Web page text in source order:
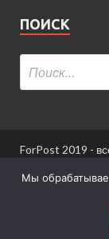
ПОИСК
ForPost 2019 -
При
Информация
Мы